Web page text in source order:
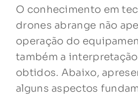
O conhecimento em
drones abrange não
operação do
também a
obtidos. Abaixo,
alguns aspectos